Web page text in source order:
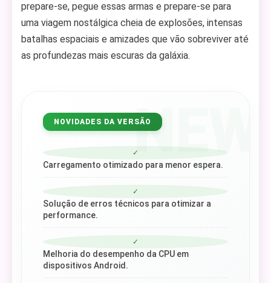
prepare-se, pegue essas armas e prepare-se para
uma viagem nostálgica cheia de explosões, intensas
batalhas espaciais e amizades que vão sobreviver até
as profundezas mais escuras da galáxia.
NEW
NOVIDADES DA VERSÃO
✓
Carregamento otimizado para menor espera.
✓
Solução de erros técnicos para otimizar a
performance.
✓
Melhoria do desempenho da CPU em
dispositivos Android.